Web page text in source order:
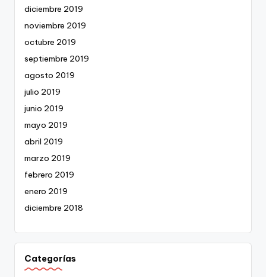
diciembre 2019
noviembre 2019
octubre 2019
septiembre 2019
agosto 2019
julio 2019
junio 2019
mayo 2019
abril 2019
marzo 2019
febrero 2019
enero 2019
diciembre 2018
Categorías